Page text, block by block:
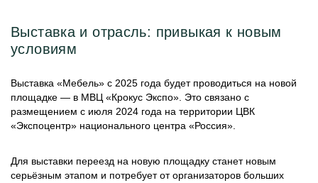
Выставка и отрасль: привыкая к новым
условиям
Выставка «Мебель» с 2025 года будет проводиться на новой
площадке — в МВЦ «Крокус Экспо». Это связано с
размещением с июля 2024 года на территории ЦВК
«Экспоцентр» национального центра «Россия».
Для выставки переезд на новую площадку станет новым
серьёзным этапом и потребует от организаторов больших